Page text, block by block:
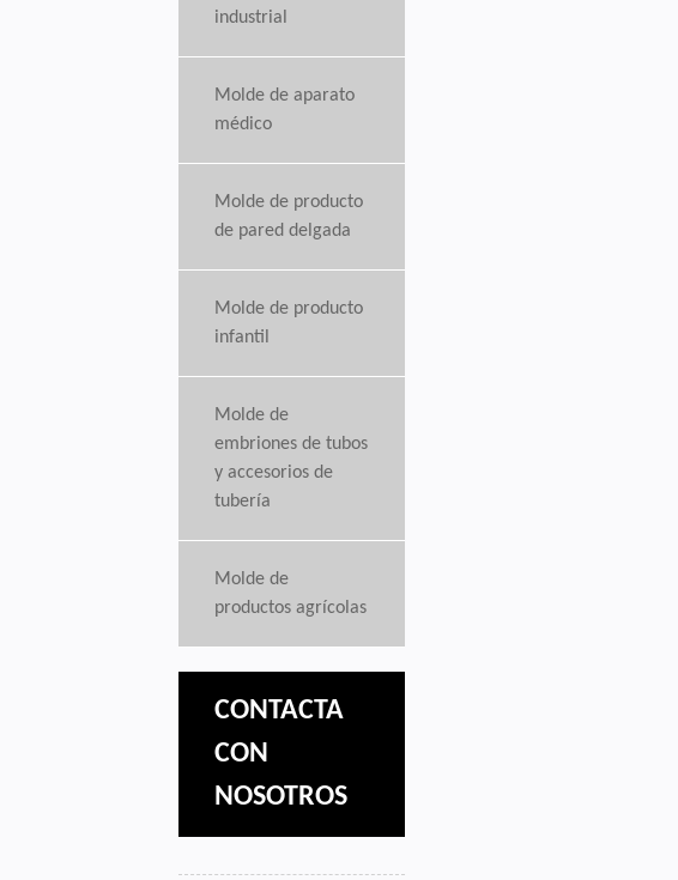
industrial
Molde de aparato
médico
Molde de producto
de pared delgada
Molde de producto
infantil
Molde de
embriones de tubos
y accesorios de
tubería
Molde de
productos agrícolas
CONTACTA
CON
NOSOTROS